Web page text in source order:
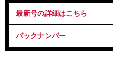
最新号の詳細はこちら
バックナンバー